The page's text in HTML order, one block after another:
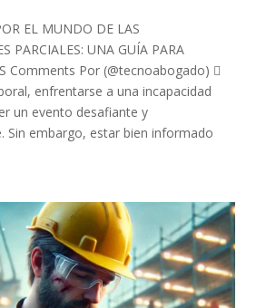
EL MUNDO DE LAS
PARCIALES: UNA GUÍA PARA
Comments Por (@tecnoabogado) 
enfrentarse a una incapacidad
un evento desafiante y
Sin embargo, estar bien informado